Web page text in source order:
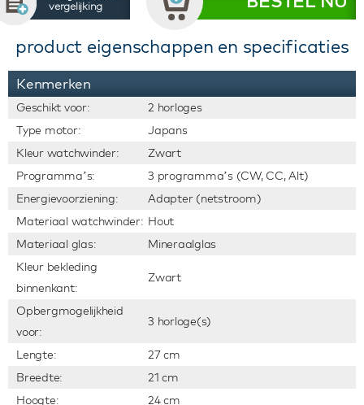
vergelijking
product eigenschappen en specificaties
Kenmerken
Geschikt voor:
2 horloges
Type motor:
Japans
Kleur watchwinder:
Zwart
Programma’s:
3 programma’s (CW, CC, Alt)
Energievoorziening:
Adapter (netstroom)
Materiaal watchwinder: Hout
Materiaal glas:
Mineraalglas
Kleur bekleding
binnenkant:
Zwart
Opbergmogelijkheid
voor:
3 horloge(s)
Lengte:
27 cm
Breedte:
21 cm
Hoogte:
24 cm